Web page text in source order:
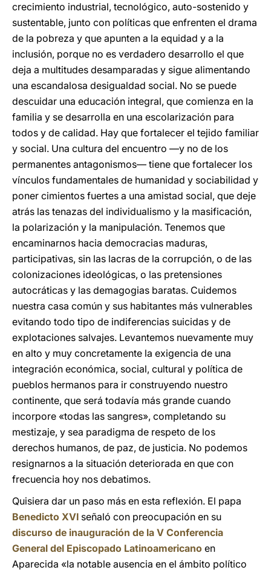
crecimiento industrial, tecnológico, auto-sostenido y
sustentable, junto con políticas que enfrenten el drama
de la pobreza y que apunten a la equidad y a la
inclusión, porque no es verdadero desarrollo el que
deja a multitudes desamparadas y sigue alimentando
una escandalosa desigualdad social. No se puede
descuidar una educación integral, que comienza en la
familia y se desarrolla en una escolarización para
todos y de calidad. Hay que fortalecer el tejido familiar
y social. Una cultura del encuentro —y no de los
permanentes antagonismos— tiene que fortalecer los
vínculos fundamentales de humanidad y sociabilidad y
poner cimientos fuertes a una amistad social, que deje
atrás las tenazas del individualismo y la masificación,
la polarización y la manipulación. Tenemos que
encaminarnos hacia democracias maduras,
participativas, sin las lacras de la corrupción, o de las
colonizaciones ideológicas, o las pretensiones
autocráticas y las demagogias baratas. Cuidemos
nuestra casa común y sus habitantes más vulnerables
evitando todo tipo de indiferencias suicidas y de
explotaciones salvajes. Levantemos nuevamente muy
en alto y muy concretamente la exigencia de una
integración económica, social, cultural y política de
pueblos hermanos para ir construyendo nuestro
continente, que será todavía más grande cuando
incorpore «todas las sangres», completando su
mestizaje, y sea paradigma de respeto de los
derechos humanos, de paz, de justicia. No podemos
resignarnos a la situación deteriorada en que con
frecuencia hoy nos debatimos.
Quisiera dar un paso más en esta reflexión. El papa
Benedicto XVI señaló con preocupación en su
discurso de inauguración de la V Conferencia
General del Episcopado Latinoamericano en
Aparecida «la notable ausencia en el ámbito político